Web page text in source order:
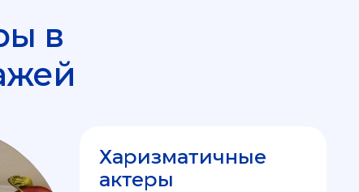
в
Харизматичные
актеры